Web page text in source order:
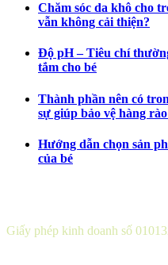
Chăm sóc da khô cho
vẫn không cải thiện?
Độ pH – Tiêu chí
tắm cho bé
Thành phần nên có
sự giúp bảo vệ hàng
Hướng dẫn chọn sản
của bé
Giấy phép kinh doanh số